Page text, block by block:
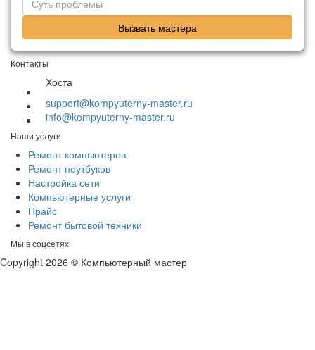
Вызвать мастера
Контакты
Хоста
support@kompyuterny-master.ru
info@kompyuterny-master.ru
Наши услуги
Ремонт компьютеров
Ремонт ноутбуков
Настройка сети
Компьютерные услуги
Прайс
Ремонт бытовой техники
Мы в соцсетях
Copyright 2026 © Компьютерный мастер